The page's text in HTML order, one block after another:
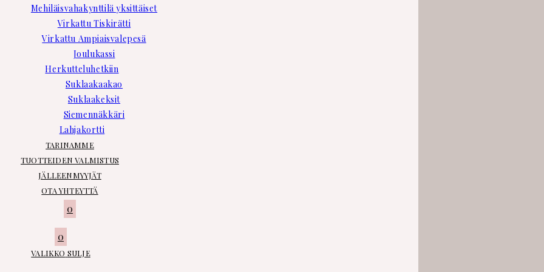
Mehiläisvahakynttilä yksittäiset
Virkattu Tiskirätti
Virkattu Ampiaisvalepesä
Joulukassi
Herkutteluhetkiin
Suklaakaakao
Suklaakeksit
Siemennäkkäri
Lahjakortti
TARINAMME
TUOTTEIDEN VALMISTUS
JÄLLEENMYYJÄT
OTA YHTEYTTÄ
0
0
VALIKKO SULJE